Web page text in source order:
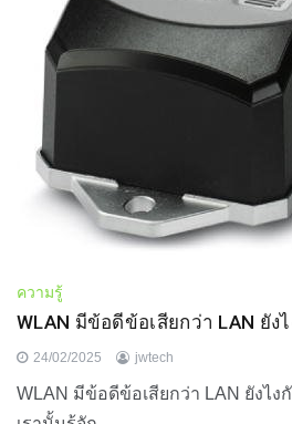
ความรู้
WLAN มีข้อดีข้อเสียกว่า LAN ยัง
24/02/2025 jwtech
WLAN มีข้อดีข้อเสียกว่า LAN ยังไ